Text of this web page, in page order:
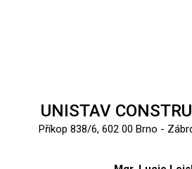
UNISTAV
Příkop 838/6, 602 00 Brno -